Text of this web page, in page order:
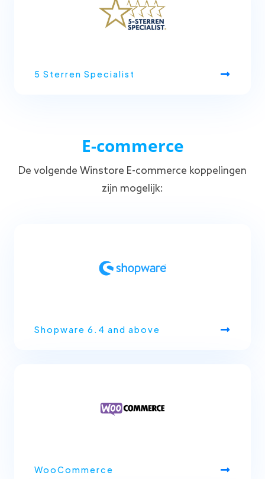
5 Sterren Specialist
E-commerce
De volgende Winstore E-commerce koppelingen
zijn mogelijk:
Shopware 6.4 and above
WooCommerce